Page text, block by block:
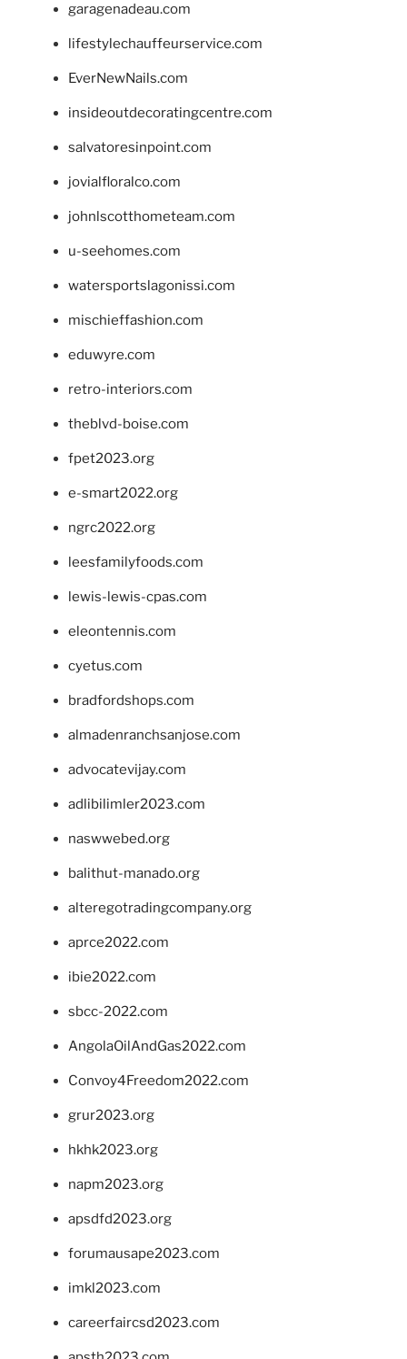
garagenadeau.com
lifestylechauffeurservice.com
EverNewNails.com
insideoutdecoratingcentre.com
salvatoresinpoint.com
jovialfloralco.com
johnlscotthometeam.com
u-seehomes.com
watersportslagonissi.com
mischieffashion.com
eduwyre.com
retro-interiors.com
theblvd-boise.com
fpet2023.org
e-smart2022.org
ngrc2022.org
leesfamilyfoods.com
lewis-lewis-cpas.com
eleontennis.com
cyetus.com
bradfordshops.com
almadenranchsanjose.com
advocatevijay.com
adlibilimler2023.com
naswwebed.org
balithut-manado.org
alteregotradingcompany.org
aprce2022.com
ibie2022.com
sbcc-2022.com
AngolaOilAndGas2022.com
Convoy4Freedom2022.com
grur2023.org
hkhk2023.org
napm2023.org
apsdfd2023.org
forumausape2023.com
imkl2023.com
careerfaircsd2023.com